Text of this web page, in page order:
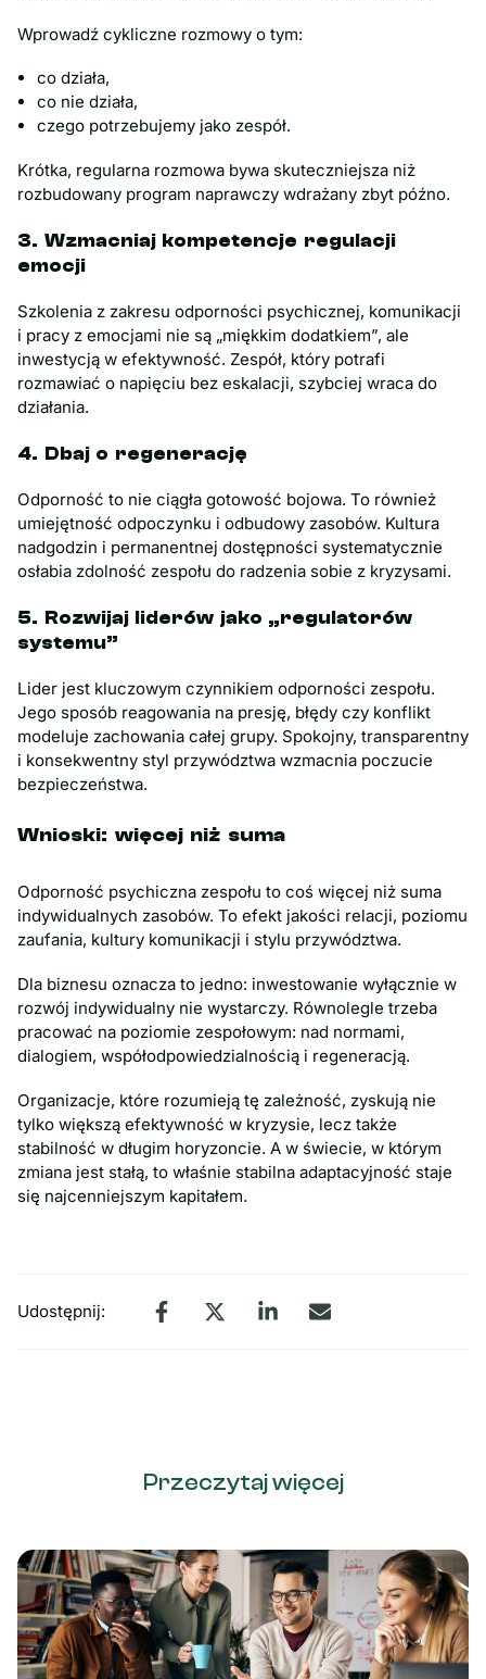
Wprowadź cykliczne rozmowy o tym:
co działa,
co nie działa,
czego potrzebujemy jako zespół.
Krótka, regularna rozmowa bywa skuteczniejsza niż
rozbudowany program naprawczy wdrażany zbyt późno.
3. Wzmacniaj kompetencje regulacji
emocji
Szkolenia z zakresu odporności psychicznej, komunikacji
i pracy z emocjami nie są „miękkim dodatkiem”, ale
inwestycją w efektywność. Zespół, który potrafi
rozmawiać o napięciu bez eskalacji, szybciej wraca do
działania.
4. Dbaj o regenerację
Odporność to nie ciągła gotowość bojowa. To również
umiejętność odpoczynku i odbudowy zasobów. Kultura
nadgodzin i permanentnej dostępności systematycznie
osłabia zdolność zespołu do radzenia sobie z kryzysami.
5. Rozwijaj liderów jako „regulatorów
systemu”
Lider jest kluczowym czynnikiem odporności zespołu.
Jego sposób reagowania na presję, błędy czy konflikt
modeluje zachowania całej grupy. Spokojny, transparentny
i konsekwentny styl przywództwa wzmacnia poczucie
bezpieczeństwa.
Wnioski: więcej niż suma
Odporność psychiczna zespołu to coś więcej niż suma
indywidualnych zasobów. To efekt jakości relacji, poziomu
zaufania, kultury komunikacji i stylu przywództwa.
Dla biznesu oznacza to jedno: inwestowanie wyłącznie w
rozwój indywidualny nie wystarczy. Równolegle trzeba
pracować na poziomie zespołowym: nad normami,
dialogiem, współodpowiedzialnością i regeneracją.
Organizacje, które rozumieją tę zależność, zyskują nie
tylko większą efektywność w kryzysie, lecz także
stabilność w długim horyzoncie. A w świecie, w którym
zmiana jest stałą, to właśnie stabilna adaptacyjność staje
się najcenniejszym kapitałem.
Udostępnij:
Przeczytaj więcej